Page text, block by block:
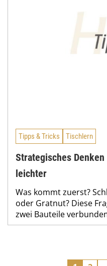
Tipps & Tricks Tischlern
Strategisches
leichter
Was kommt zuerst?
oder Gratnut? Diese
zwei Bauteile